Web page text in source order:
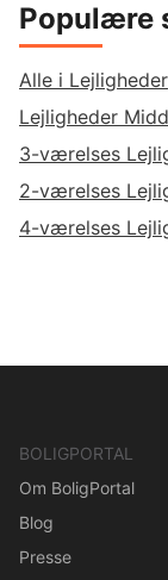
Populære
Alle i Lejligheder
Lejligheder
3-værelses
2-værelses
4-værelses
BOLIGPORTAL
Om BoligPortal
Blog
Presse